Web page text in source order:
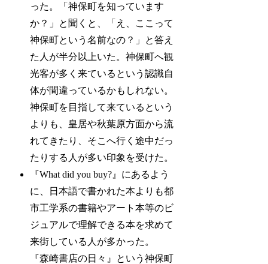
った。「神保町を知っています
か？」と聞くと、「え、ここって
神保町という名前なの？」と答え
た人が半分以上いた。神保町へ観
光客が多く来ているという認識自
体が間違っているかもしれない。
神保町を目指して来ているという
よりも、皇居や秋葉原方面から流
れてきたり、そこへ行く途中だっ
たりする人が多い印象を受けた。
『What did you buy?』にあるよう
に、日本語で書かれた本よりも都
市工学系の書籍やアート本等のビ
ジュアルで理解できる本を求めて
来街している人が多かった。
『森崎書店の日々』という神保町